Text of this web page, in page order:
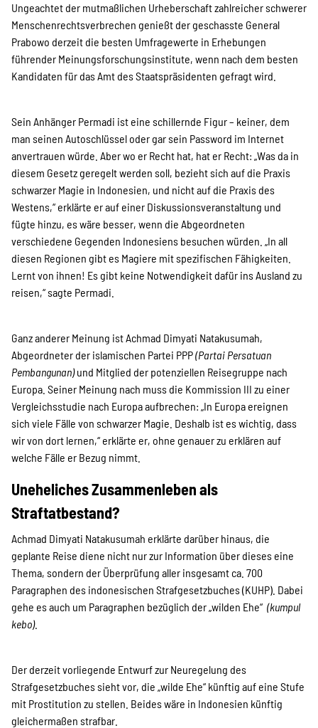
Ungeachtet der mutmaßlichen Urheberschaft zahlreicher schwerer
Menschenrechtsverbrechen genießt der geschasste General
Prabowo derzeit die besten Umfragewerte in Erhebungen
führender Meinungsforschungsinstitute, wenn nach dem besten
Kandidaten für das Amt des Staatspräsidenten gefragt wird.
Sein Anhänger Permadi ist eine schillernde Figur – keiner, dem
man seinen Autoschlüssel oder gar sein Password im Internet
anvertrauen würde. Aber wo er Recht hat, hat er Recht: „Was da in
diesem Gesetz geregelt werden soll, bezieht sich auf die Praxis
schwarzer Magie in Indonesien, und nicht auf die Praxis des
Westens,“ erklärte er auf einer Diskussionsveranstaltung und
fügte hinzu, es wäre besser, wenn die Abgeordneten
verschiedene Gegenden Indonesiens besuchen würden. „In all
diesen Regionen gibt es Magiere mit spezifischen Fähigkeiten.
Lernt von ihnen! Es gibt keine Notwendigkeit dafür ins Ausland zu
reisen,“ sagte Permadi.
Ganz anderer Meinung ist Achmad Dimyati Natakusumah,
Abgeordneter der islamischen Partei PPP(Partai Persatuan
Pembangunan)und Mitglied der potenziellen Reisegruppe nach
Europa. Seiner Meinung nach muss die Kommission III zu einer
Vergleichsstudie nach Europa aufbrechen: „In Europa ereignen
sich viele Fälle von schwarzer Magie. Deshalb ist es wichtig, dass
wir von dort lernen,“ erklärte er, ohne genauer zu erklären auf
welche Fälle er Bezug nimmt.
Uneheliches Zusammenleben als
Straftatbestand?
Achmad Dimyati Natakusumah erklärte darüber hinaus, die
geplante Reise diene nicht nur zur Information über dieses eine
Thema, sondern der Überprüfung aller insgesamt ca. 700
Paragraphen des indonesischen Strafgesetzbuches (KUHP). Dabei
gehe es auch um Paragraphen bezüglich der „wilden Ehe“ (kumpul
kebo).
Der derzeit vorliegende Entwurf zur Neuregelung des
Strafgesetzbuches sieht vor, die „wilde Ehe“ künftig auf eine Stufe
mit Prostitution zu stellen. Beides wäre in Indonesien künftig
gleichermaßen strafbar.